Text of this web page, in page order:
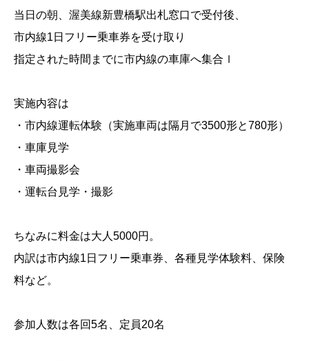
当日の朝、渥美線新豊橋駅出札窓口で受付後、
市内線1日フリー乗車券を受け取り
指定された時間までに市内線の車庫へ集合ｌ
実施内容は
・市内線運転体験（実施車両は隔月で3500形と780形）
・車庫見学
・車両撮影会
・運転台見学・撮影
ちなみに料金は大人5000円。
内訳は市内線1日フリー乗車券、各種見学体験料、保険
料など。
参加人数は各回5名、定員20名